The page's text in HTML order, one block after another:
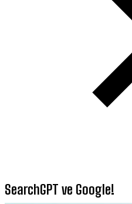
SearchGPT ve Google!